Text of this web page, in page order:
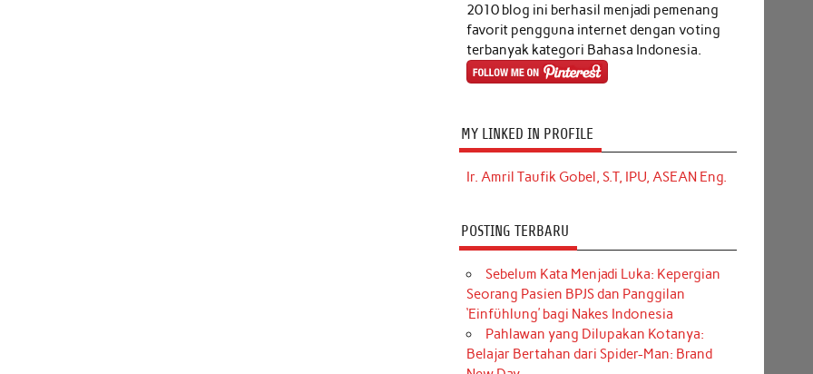
2010 blog ini berhasil menjadi pemenang
favorit pengguna internet dengan voting
terbanyak kategori Bahasa Indonesia.
MY LINKED IN PROFILE
Ir. Amril Taufik Gobel, S.T, IPU, ASEAN Eng.
POSTING TERBARU
Sebelum Kata Menjadi Luka: Kepergian
Seorang Pasien BPJS dan Panggilan
‘Einfühlung’ bagi Nakes Indonesia
Pahlawan yang Dilupakan Kotanya:
Belajar Bertahan dari Spider-Man: Brand